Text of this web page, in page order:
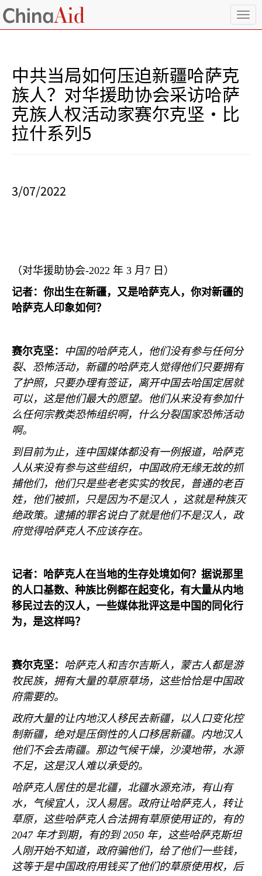
T
o
中共当局如何压迫新疆哈萨克
族人？对华援助协会采访哈萨
克族人权活动家赛尔克坚·比
拉什系列5
3/07/2022
（对华援助协会-2022 年 3 月 7 日）
记者：你出生在新疆，又是哈萨克人，你对新疆的
哈萨克人印象如何？
赛尔克坚： 中国的哈萨克人，他们没有参与任何分
裂、恐怖活动，新疆的哈萨克人觉得他们只要拥有
了护照，只要办理有签证，离开中国去哈国定居就
可以，这是他们最大的愿望。他们从来没有参加什
么任何宗教类恐怖组织啊，什么分裂国家恐怖活动
啊。
到目前为止，连中国媒体都没有一例报道，哈萨克
人从来没有参与这些组织，中国政府无缘无故的抓
捕他们，他们只是些老老实实的牧民，普通的老百
姓，他们被抓，只是因为不是汉人 ，这就是种族灭
绝政策。逮捕的罪名说白了就是他们不是汉人，政
府觉得哈萨克人不应该存在。
记者：哈萨克人在当地的生存处境如何？据说那里
的人口基数、种族比例都在起变化，有大量从内地
移民过去的汉人，一些媒体批评这是中国的同化行
为，是这样吗？
赛尔克坚： 哈萨克人和吉尔吉斯人，蒙古人都是游
牧民族，拥有大量的草原草场，这些恰恰是中国政
府需要的。
政府大量的让内地汉人移民去新疆，以人口变化控
制新疆，绝对是压倒性的人口移居新疆。内地汉人
他们不会去南疆。那边气候干燥，沙漠地带，水源
不足，这是汉人难以承受的。
哈萨克人居住的是北疆，北疆水源充沛，有山有
水，气候宜人，汉人易居。政府让哈萨克人，转让
草原，这些哈萨克人合法拥有草原使用证的，有的
2047 年才到期，有的到2050 年，这些哈萨克斯坦
人刚开始不知道，政府骗他们，给了他们一些钱，
这等于是中国政府用钱买了他们的草原使用权，后